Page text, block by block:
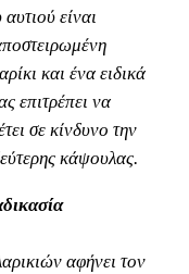
είναι
και ένα ειδικά
επιτρέπει να
σε κίνδυνο την
κάψουλας.
αφήνει τον